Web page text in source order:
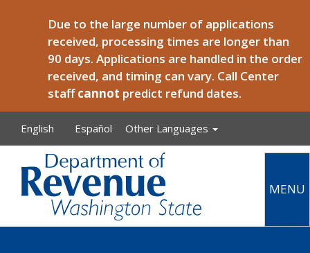
Due to the large number of applications
received, processing times are longer than
90 days. Applications are handled in the order
received, and timing can vary. Call Center
staffcannot predict refund dates.
English Español Other Languages
MENU